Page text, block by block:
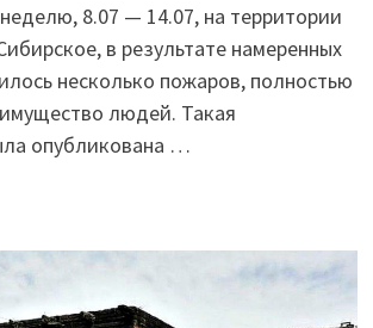
8.07 — 14.07, на территории
в результате намеренных
несколько пожаров, полностью
людей. Такая
опубликована …